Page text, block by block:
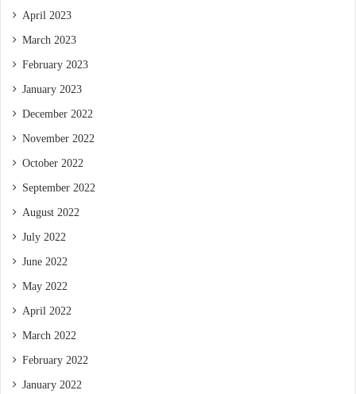
April 2023
March 2023
February 2023
January 2023
December 2022
November 2022
October 2022
September 2022
August 2022
July 2022
June 2022
May 2022
April 2022
March 2022
February 2022
January 2022